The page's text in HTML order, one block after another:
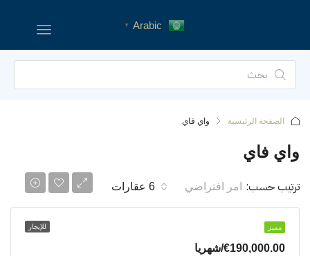
Arabic
▼
الصفحة الرئيسية واي فاي
واي فاي
6 عقارات ترتيب حسب: امر افتراضي
مميز للإيجار شقة
€190,000.00/شهريا